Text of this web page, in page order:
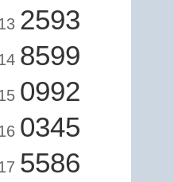
2593
8599
0992
0345
5586